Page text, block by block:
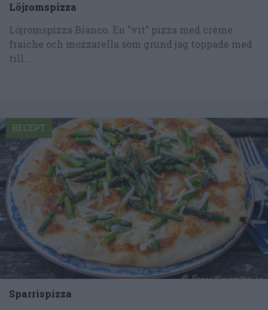
Löjromspizza
Löjromspizza Bianco. En "vit" pizza med crème
fraiche och mozzarella som grund jag toppade med
till...
Sparrispizza
RECEPT